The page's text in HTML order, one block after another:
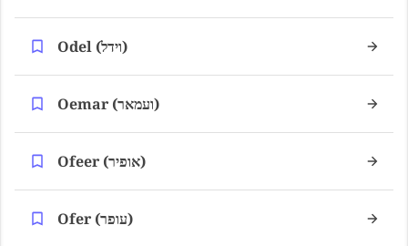
Odel (וידל)
Oemar (ועמאר)
Ofeer (אופיר)
Ofer (עופר)